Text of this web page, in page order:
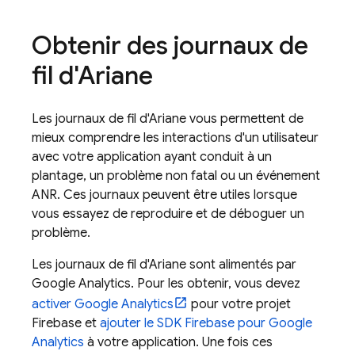
Obtenir des journaux de
fil d'Ariane
Les journaux de fil d'Ariane vous permettent de
mieux comprendre les interactions d'un utilisateur
avec votre application ayant conduit à un
plantage, un problème non fatal ou un événement
ANR. Ces journaux peuvent être utiles lorsque
vous essayez de reproduire et de déboguer un
problème.
Les journaux de fil d'Ariane sont alimentés par
Google Analytics. Pour les obtenir, vous devez
activer Google Analytics
pour votre projet
Firebase et ajouter le SDK Firebase pour Google
Analytics à votre application. Une fois ces